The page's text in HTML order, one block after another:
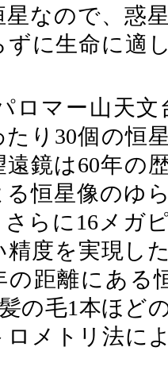
なので、惑
に生命に適
ロマー山天
たり30個の恒
鏡は60年の
恒星像のゆ
らに16メガ
度を実現し
の距離にある
の毛1本ほど
ロメトリ法に